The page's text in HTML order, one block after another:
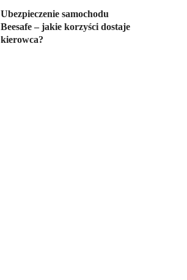
Ubezpieczenie samochodu
Beesafe – jakie korzyści dostaje
kierowca?